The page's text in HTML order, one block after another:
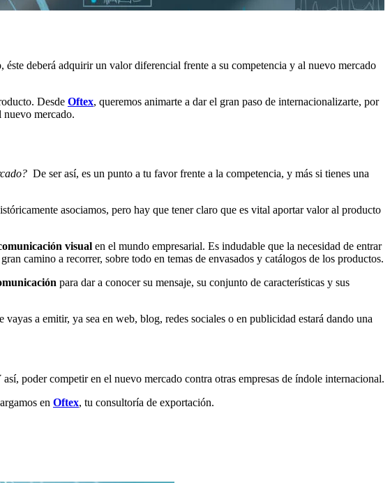
deberá adquirir un valor diferencial frente a su competencia y al nuevo mercado
Desde Oftex, queremos animarte a dar el gran paso de internacionalizarte, por
nuevo mercado.
De ser así, es un punto a tu favor frente a la competencia, y más si tienes una
asociamos, pero hay que tener claro que es vital aportar valor al producto
visual en el mundo empresarial. Es indudable que la necesidad de entrar
camino a recorrer, sobre todo en temas de envasados y catálogos de los productos.
para dar a conocer su mensaje, su conjunto de características y sus
a emitir, ya sea en web, blog, redes sociales o en publicidad estará dando una
poder competir en el nuevo mercado contra otras empresas de índole internacional.
en Oftex, tu consultoría de exportación.